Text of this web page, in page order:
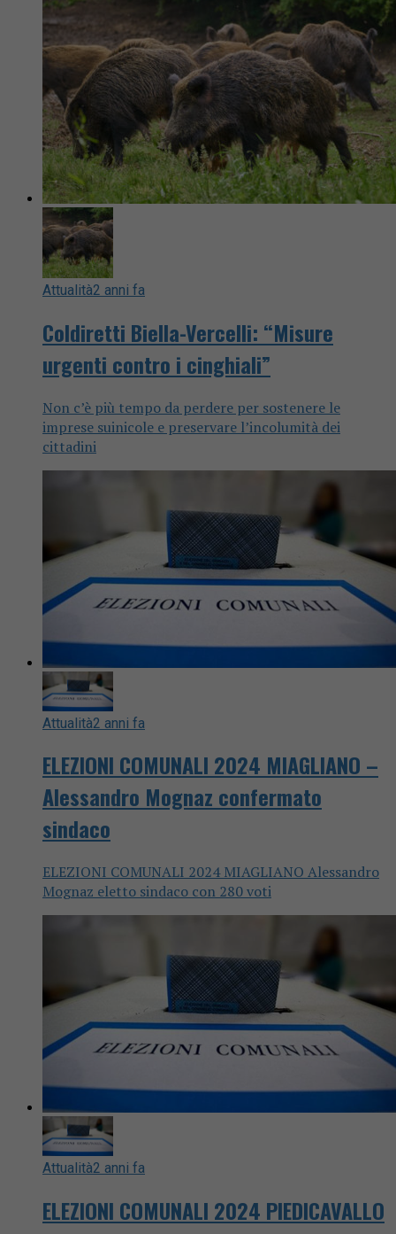
Attualità2 anni fa
Coldiretti Biella-Vercelli: “Misure
urgenti contro i cinghiali”
Non c’è più tempo da perdere per sostenere le
imprese suinicole e preservare l’incolumità dei
cittadini
Attualità2 anni fa
ELEZIONI COMUNALI 2024 MIAGLIANO –
Alessandro Mognaz confermato
sindaco
ELEZIONI COMUNALI 2024 MIAGLIANO Alessandro
Mognaz eletto sindaco con 280 voti
Attualità2 anni fa
ELEZIONI COMUNALI 2024 PIEDICAVALLO